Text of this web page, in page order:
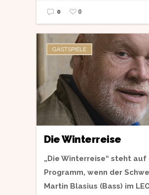
0 0
GASTSPIELE
Die Winterreise
„Die Winterreise“ steht auf
Programm, wenn der
Martin Blasius (Bass) im